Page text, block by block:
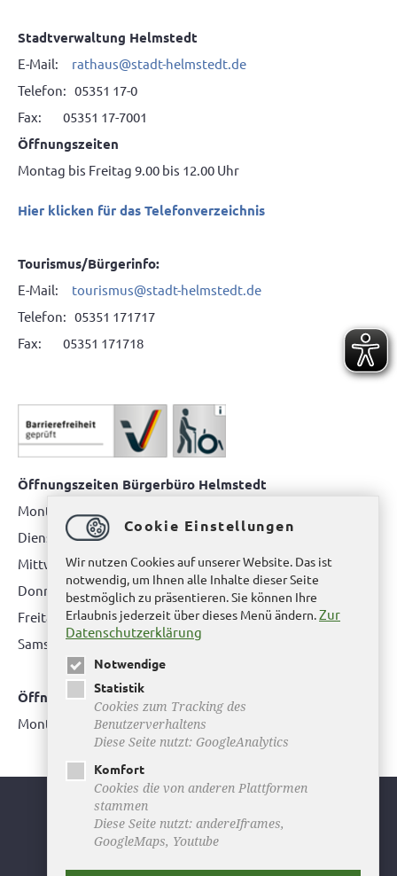
Stadtverwaltung Helmstedt
E-Mail: rathaus@stadt-helmstedt.de
Telefon: 05351 17-0
Fax: 05351 17-7001
Öffnungszeiten
Montag bis Freitag 9.00 bis 12.00 Uhr
Hier klicken für das Telefonverzeichnis
Tourismus/Bürgerinfo:
E-Mail: tourismus@stadt-helmstedt.de
Telefon: 05351 171717
Fax: 05351 171718
Öffnungszeiten Bürgerbüro Helmstedt
Montag: 08.00 bis 12.00 Uhr
Dienstag: 08.00 bis 12.00 Uhr & 15.00 Uhr bis 17.00 Uhr
Mittwoch: nur nach Terminvereinbarung
Donnerstag: 08.00 bis 12.00 Uhr & 14.00 Uhr bis 16.00 Uhr
Freitag: nur nach Terminvereinbarung
Samstag:bitte hier klicken
Öffnungszeiten Bürgerbüro Büddenstedt
Montag: 14:00 bis 16:00 Uhr
Youtube
Facebook
Cookie Einstellungen
Wir nutzen Cookies auf unserer Website. Das ist
notwendig, um Ihnen alle Inhalte dieser Seite
bestmöglich zu präsentieren. Sie können Ihre
Erlaubnis jederzeit über dieses Menü ändern.Zur
Datenschutzerklärung
Notwendige
Statistik
Cookies zum Tracking des
Benutzerverhaltens
Diese Seite nutzt: GoogleAnalytics
Komfort
Cookies die von anderen Plattformen
stammen
Diese Seite nutzt: andereIframes,
GoogleMaps, Youtube